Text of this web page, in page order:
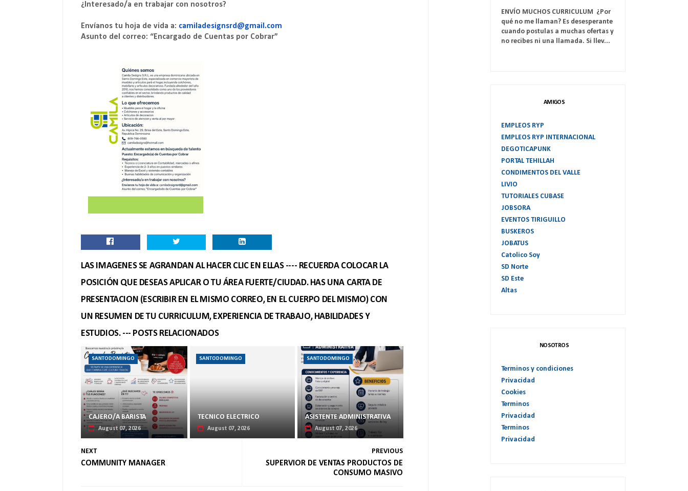
¿Interesado/a en trabajar con nosotros?
Envíanos tu hoja de vida a: camiladesignsrd@gmail.com
Asunto del correo: “Encargado de Cuentas por Cobrar”
LAS IMAGENES SE AGRANDAN AL HACER CLIC EN ELLAS ---- RECUERDA COLOCAR LA
POSICIÓN QUE DESEAS APLICAR O TU ÁREA FUERTE/CIUDAD. HAS UNA CARTA DE
PRESENTACION (ESCRIBIR EN EL MISMO CORREO, EN EL CUERPO DEL MISMO) CON
UN RESUMEN DE TU CURRICULUM, EXPERIENCIA DE TRABAJO, HABILIDADES Y
ESTUDIOS. --- POSTS RELACIONADOS
SANTODOMINGO
CAJERO/A BARISTA
August 07, 2026
SANTODOMINGO
TECNICO ELECTRICO
August 07, 2026
SANTODOMINGO
ASISTENTE ADMINISTRATIVA
August 07, 2026
NEXT
COMMUNITY MANAGER
PREVIOUS
SUPERVIOR DE VENTAS PRODUCTOS DE
CONSUMO MASIVO
ENVÍO MUCHOS CURRICULUM ¿Por
qué no me llaman? Es desesperante
cuando postulas a muchas ofertas y
no recibes ni una llamada. Si llev...
AMIGOS
EMPLEOS RYP
EMPLEOS RYP INTERNACIONAL
DEGOTICAPUNK
PORTAL TEHILLAH
CONDIMENTOS DEL VALLE
LIVIO
TUTORIALES CUBASE
JOBSORA
EVENTOS TIRIGUILLO
BUSKEROS
JOBATUS
Catolico Soy
SD Norte
SD Este
Altas
NOSOTROS
Terminos y condiciones
Privacidad
Cookies
Terminos
Privacidad
Terminos
Privacidad